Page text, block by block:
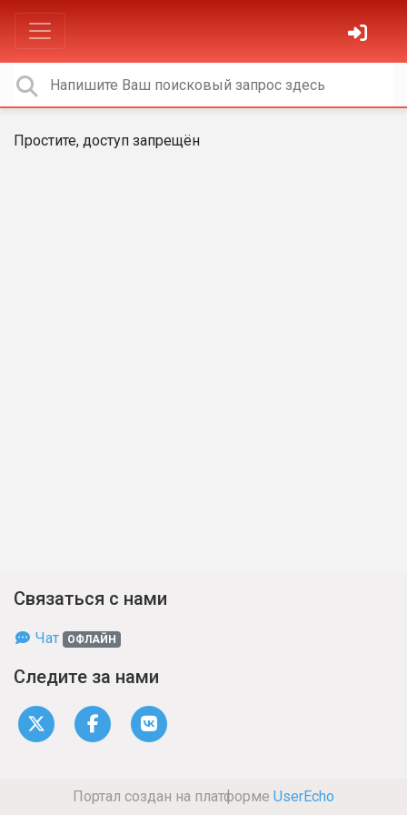
Простите, доступ запрещён
Связаться с нами
Чат ОФЛАЙН
Следите за нами
Портал создан на платформе UserEcho